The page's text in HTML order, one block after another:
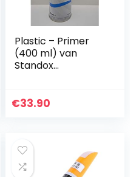
Plastic – Primer
(400 ml) van
Standox
€33.90